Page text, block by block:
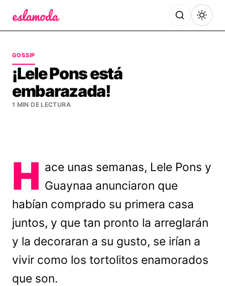
GOSSIP
¡Lele Pons está
embarazada!
1 MIN DE LECTURA
H ace unas semanas, Lele Pons y
Guaynaa anunciaron que
habían comprado su primera casa
juntos, y que tan pronto la arreglarán
y la decoraran a su gusto, se irían a
vivir como los tortolitos enamorados
que son.